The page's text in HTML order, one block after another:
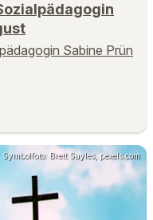
Sabine Prün
Symbolfoto: Brett Sayles, pexels.com